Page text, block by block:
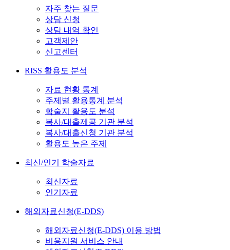
자주 찾는 질문
상담 신청
상담 내역 확인
고객제안
신고센터
RISS 활용도 분석
자료 현황 통계
주제별 활용통계 분석
학술지 활용도 분석
복사/대출제공 기관 분석
복사/대출신청 기관 분석
활용도 높은 주제
최신/인기 학술자료
최신자료
인기자료
해외자료신청(E-DDS)
해외자료신청(E-DDS) 이용 방법
비용지원 서비스 안내